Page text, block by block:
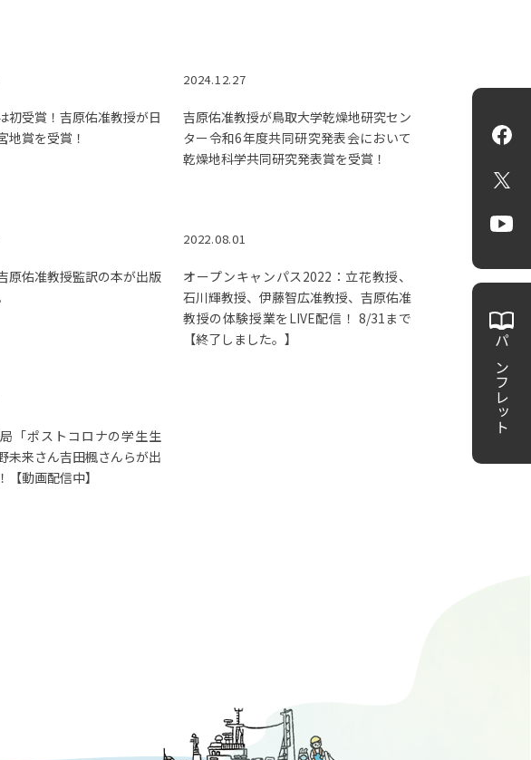
初受賞！吉原佑准教授が日
地賞を受賞！
2024.12.27
吉原佑准教授が鳥取大学乾燥地研究セン
ター令和6年度共同研究発表会において
乾燥地科学共同研究発表賞を受賞！
原佑准教授監訳の本が出版
2022.08.01
オープンキャンパス2022：立花教授、
石川輝教授、伊藤智広准教授、吉原佑准
教授の体験授業をLIVE配信！ 8/31まで
【終了しました。】
「ポストコロナの学生生
未来さん吉田楓さんらが出
【動画配信中】
X
パンフレット